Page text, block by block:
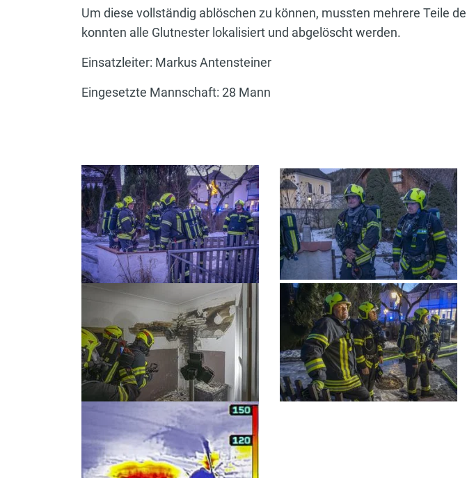
Um diese vollständig ablöschen zu können, mussten mehrere Teile
konnten alle Glutnester lokalisiert und abgelöscht werden.
Einsatzleiter: Markus Antensteiner
Eingesetzte Mannschaft: 28 Mann